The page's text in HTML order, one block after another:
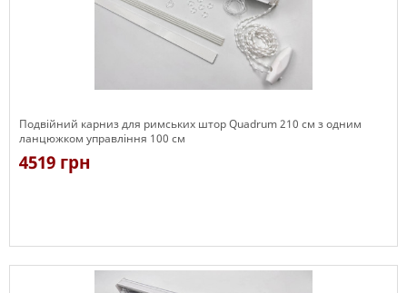
Подвійний карниз для римських штор Quadrum 210 см з одним
ланцюжком управління 100 см
4519 грн